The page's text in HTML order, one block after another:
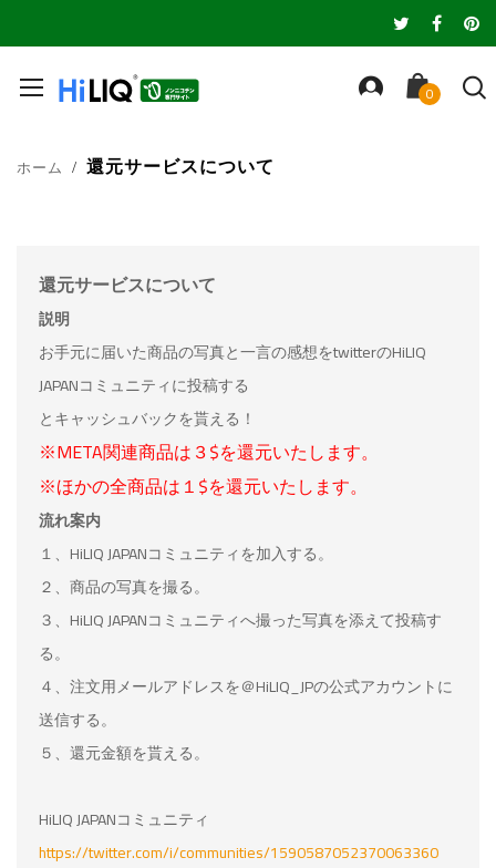
ホーム 還元サービスについて
還元サービスについて
説明
お手元に届いた商品の写真と一言の感想をtwitterのHiLIQ
JAPANコミュニティに投稿する
とキャッシュバックを貰える！
※META関連商品は３$を還元いたします。
※ほかの全商品は１$を還元いたします。
流れ案内
１、HiLIQ JAPANコミュニティを加入する。
２、商品の写真を撮る。
３、HiLIQ JAPANコミュニティへ撮った写真を添えて投稿す
る。
４、注文用メールアドレスを＠HiLIQ_JPの公式アカウントに
送信する。
５、還元金額を貰える。
HiLIQ JAPANコミュニティ
https://twitter.com/i/communities/1590587052370063360